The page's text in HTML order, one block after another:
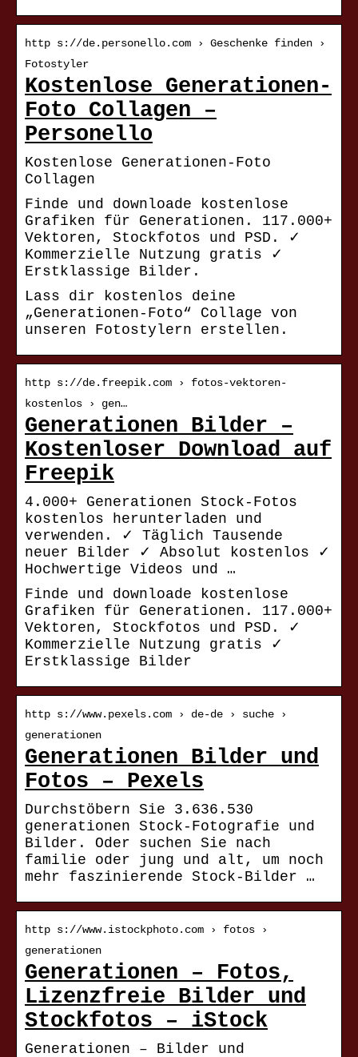
http s://de.personello.com › Geschenke finden ›
Fotostyler
Kostenlose Generationen-
Foto Collagen –
Personello
Kostenlose Generationen-Foto
Collagen
Finde und downloade kostenlose
Grafiken für Generationen. 117.000+
Vektoren, Stockfotos und PSD. ✓
Kommerzielle Nutzung gratis ✓
Erstklassige Bilder.
Lass dir kostenlos deine
„Generationen-Foto“ Collage von
unseren Fotostylern erstellen.
http s://de.freepik.com › fotos-vektoren-
kostenlos › gen…
Generationen Bilder –
Kostenloser Download auf
Freepik
4.000+ Generationen Stock-Fotos
kostenlos herunterladen und
verwenden. ✓ Täglich Tausende
neuer Bilder ✓ Absolut kostenlos ✓
Hochwertige Videos und …
Finde und downloade kostenlose
Grafiken für Generationen. 117.000+
Vektoren, Stockfotos und PSD. ✓
Kommerzielle Nutzung gratis ✓
Erstklassige Bilder
http s://www.pexels.com › de-de › suche ›
generationen
Generationen Bilder und
Fotos – Pexels
Durchstöbern Sie 3.636.530
generationen Stock-Fotografie und
Bilder. Oder suchen Sie nach
familie oder jung und alt, um noch
mehr faszinierende Stock-Bilder …
http s://www.istockphoto.com › fotos ›
generationen
Generationen – Fotos,
Lizenzfreie Bilder und
Stockfotos – iStock
Generationen – Bilder und